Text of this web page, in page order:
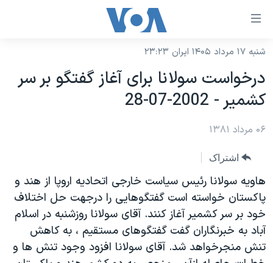
لینکهای
دسترسی
جهش
به
محتوای
اصلی
جهش
صفحه
اصلی
جهش
به
جستجو
نسخه سبک وب‌سایت
موضوع ها
ایران
آمریکا
ورزشی
گزیده‌ها
ویژه برنامه‌ها
برنامه های تلویزیونی
جدول برنامه ها
صفحه‌های ویژه
جام جهانی ۲۰۲۶
عملیات خشم حماسی
فرکانس‌های صدای آمریکا
پخش رادیویی
یادگیری زبان انگلیسی
شنبه ۱۷ مرداد ۱۴۰۵ ایران ۲۳:۲۳
درخواست سولانا برای آغاز گفتگو بر سر
کشمير - 2002-07-28
۰۶ مرداد ۱۳۸۱
اشتراک
هاويه سولانا رئيس سياست خارجی اتحاديه اروپا از هند و
پاکستان خواسته است گفتگوهايی را درجهت حل اختلاف
خود بر سر کشمير آغاز کنند. آقای سولانا روزشنبه در اسلام
آباد به خبرنگاران گفت گفتگوهای مستقيم ، به کاهش
تنش منجرخواهد شد. آقای سولانا افزود وجود تنش ها و